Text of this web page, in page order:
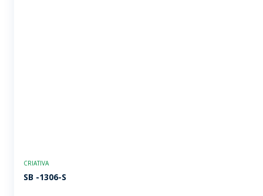
CRIATIVA
SB -1306-S